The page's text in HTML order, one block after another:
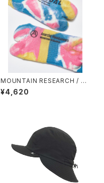
MOUNTAIN RESEARCH / TI
E DYE TABI
¥4,620